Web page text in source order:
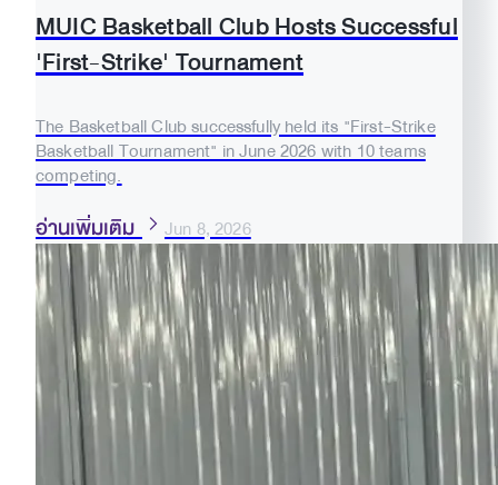
MUIC Basketball Club Hosts Successful
'First-Strike' Tournament
The Basketball Club successfully held its "First-Strike
Basketball Tournament" in June 2026 with 10 teams
competing.
อ่านเพิ่มเติม Jun 8, 2026